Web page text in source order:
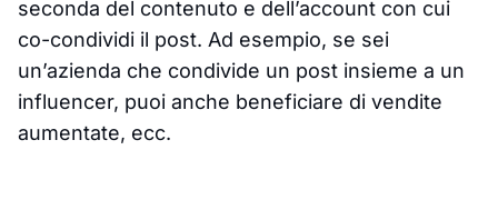
seconda del contenuto e dell’account con cui
co-condividi il post. Ad esempio, se sei
un’azienda che condivide un post insieme a un
influencer, puoi anche beneficiare di vendite
aumentate, ecc.